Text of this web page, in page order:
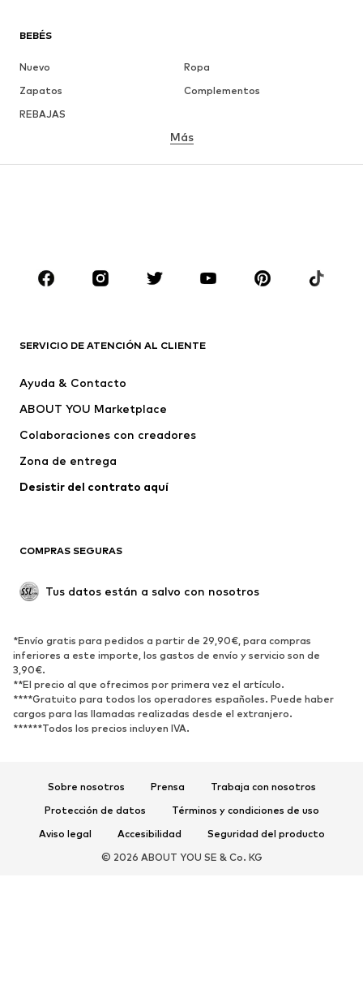
BEBÉS
Nuevo
Ropa
Zapatos
Complementos
REBAJAS
MARCAS
PUMA
CONVERSE
ASICS
Más
SERVICIO DE ATENCIÓN AL CLIENTE
Ayuda & Contacto
ABOUT YOU Marketplace
Colaboraciones con creadores
Zona de entrega
Desistir del contrato aquí
COMPRAS SEGURAS
Tus datos están a salvo con nosotros
*Envío gratis para pedidos a partir de 29,90€, para compras
inferiores a este importe, los gastos de envío y servicio son de
3,90€.
**El precio al que ofrecimos por primera vez el artículo.
****Gratuito para todos los operadores españoles. Puede haber
cargos para las llamadas realizadas desde el extranjero.
******Todos los precios incluyen IVA.
Sobre nosotros Prensa
Trabaja con nosotros
Protección de datos
Términos y condiciones de uso
Aviso legal
Accesibilidad
Seguridad del producto
© 2026 ABOUT YOU SE & Co. KG